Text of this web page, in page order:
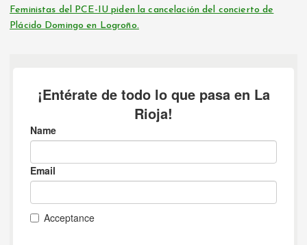
Feministas del PCE-IU piden la cancelación del concierto de
Plácido Domingo en Logroño.